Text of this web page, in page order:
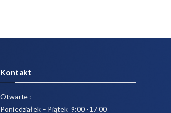
Kontakt
Otwarte :
Poniedziałek – Piątek 9:00 -17:00